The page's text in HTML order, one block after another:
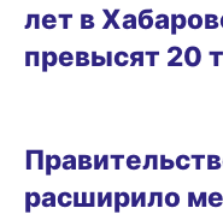
лет в
превысят 20
расширило